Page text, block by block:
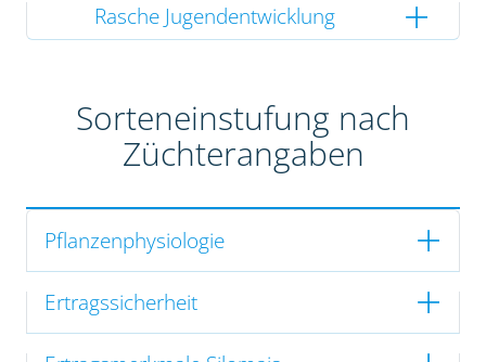
Rasche Jugendentwicklung
Sorteneinstufung nach
Züchterangaben
Pflanzenphysiologie
Ertragssicherheit